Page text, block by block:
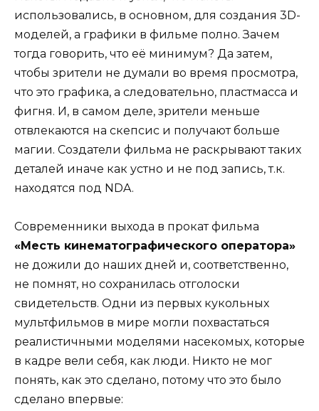
использовались, в основном, для создания 3D-
моделей, а графики в фильме полно. Зачем
тогда говорить, что её минимум? Да затем,
чтобы зрители не думали во время просмотра,
что это графика, а следовательно, пластмасса и
фигня. И, в самом деле, зрители меньше
отвлекаются на скепсис и получают больше
магии. Создатели фильма не раскрывают таких
деталей иначе как устно и не под запись, т.к.
находятся под NDA.
Современники выхода в прокат фильма
«Месть кинематографического оператора»
не дожили до наших дней и, соответственно,
не помнят, но сохранилась отголоски
свидетельств. Одни из первых кукольных
мультфильмов в мире могли похвастаться
реалистичными моделями насекомых, которые
в кадре вели себя, как люди. Никто не мог
понять, как это сделано, потому что это было
сделано впервые: